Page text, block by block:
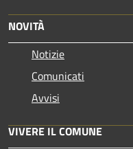
NOVITÀ
Notizie
Comunicati
Avvisi
VIVERE IL COMUNE